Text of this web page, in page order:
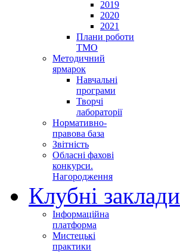
2019
2020
2021
Плани роботи
ТМО
Методичний
ярмарок
Навчальні
програми
Творчі
лабораторії
Нормативно-
правова база
Звітність
Обласні фахові
конкурси.
Нагородження
Клубні заклади
Інформаційна
платформа
Мистецькі
практики